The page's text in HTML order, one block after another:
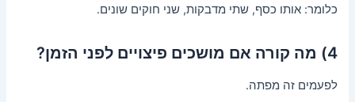
כלומר: אותו כסף, שתי מדבקות, שני חוקים שונים.
4) מה קורה אם מושכים פיצויים לפני הזמן?
לפעמים זה מפתה.